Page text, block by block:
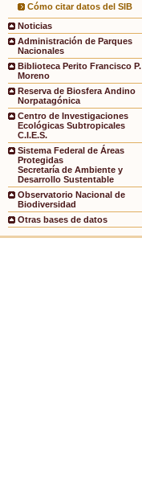
Cómo citar datos del SIB
Noticias
Administración de Parques
Nacionales
Biblioteca Perito Francisco P.
Moreno
Reserva de Biosfera Andino
Norpatagónica
Centro de Investigaciones
Ecológicas Subtropicales
C.I.E.S.
Sistema Federal de Áreas
Protegidas
Secretaría de Ambiente y
Desarrollo Sustentable
Observatorio Nacional de
Biodiversidad
Otras bases de datos